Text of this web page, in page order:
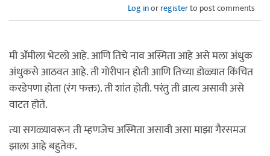
Log inorregisterto post comments
मी ॲमीला भेटलो आहे. आणि तिचे नाव अस्मिता आहे असे मला अंधुक
अंधुकसे आठवत आहे. ती गोरीपान होती आणि तिच्या डोळ्यात किंचित
करडेपणा होता (रंग फक्त). ती शांत होती. परंतु ती व्रात्य असावी असे
वाटत होते.
त्या सगळ्यावरून ती म्हणजेच अस्मिता असावी असा माझा गैरसमज
झाला आहे बहुतेक.